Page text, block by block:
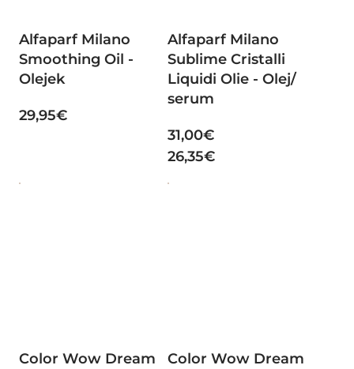
Alfaparf Milano
Smoothing Oil -
Olejek
29,95€
Alfaparf Milano
Sublime Cristalli
Liquidi Olie - Olej/
serum
31,00€
26,35€
Color Wow Dream
Color Wow Dream